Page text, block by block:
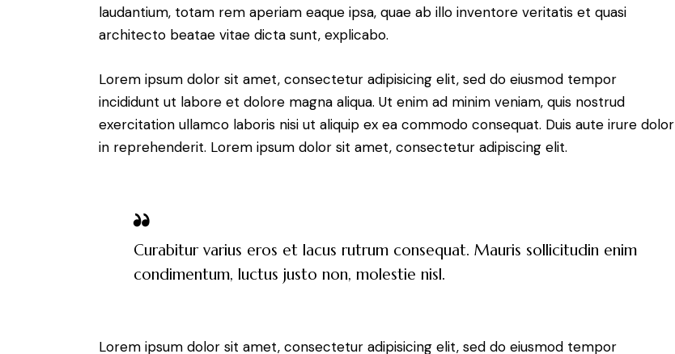
laudantium, totam rem aperiam eaque ipsa, quae ab illo inventore veritatis et quasi
architecto beatae vitae dicta sunt, explicabo.
Lorem ipsum dolor sit amet, consectetur adipisicing elit, sed do eiusmod tempor
incididunt ut labore et dolore magna aliqua. Ut enim ad minim veniam, quis nostrud
exercitation ullamco laboris nisi ut aliquip ex ea commodo consequat. Duis aute irure dolor
in reprehenderit. Lorem ipsum dolor sit amet, consectetur adipiscing elit.
Curabitur varius eros et lacus rutrum consequat. Mauris sollicitudin enim
condimentum, luctus justo non, molestie nisl.
Lorem ipsum dolor sit amet, consectetur adipisicing elit, sed do eiusmod tempor